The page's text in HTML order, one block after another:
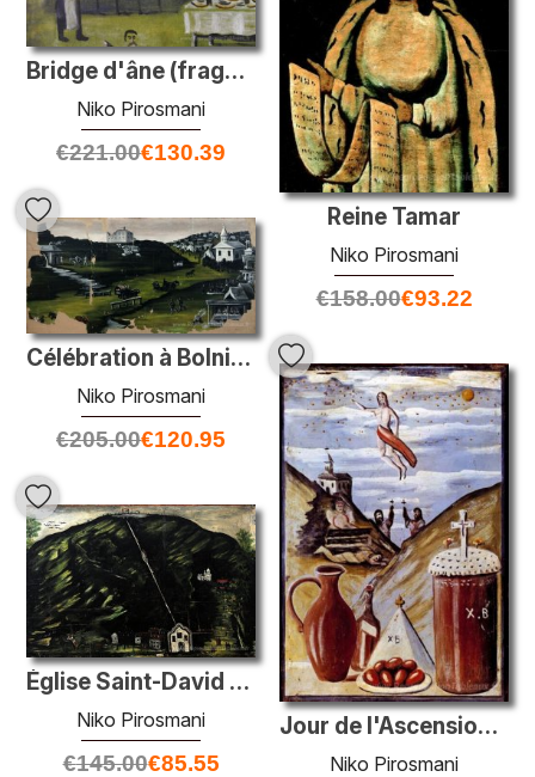
Bridge d'âne (fragment)
Niko Pirosmani
€221.00€130.39
Reine Tamar
Niko Pirosmani
€158.00€93.22
Célébration à Bolnisi-Khachini
Niko Pirosmani
€205.00€120.95
Jour de l'Ascension (Pâques)
Niko Pirosmani
Église Saint-David (partie de la tapisserie en six peintures)
Niko Pirosmani
€145.00€85.55